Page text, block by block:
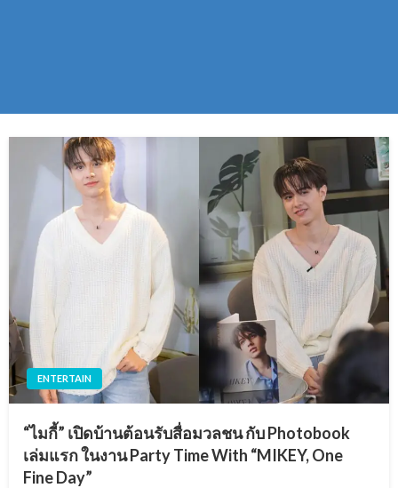
ENTERTAIN
“ไมกี้” เปิดบ้านต้อนรับสื่อมวลชน กับ Photobook
เล่มแรก ในงาน Party Time With “MIKEY, One
Fine Day”